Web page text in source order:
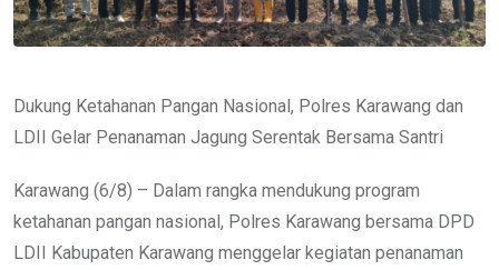
Dukung Ketahanan Pangan Nasional, Polres Karawang dan
LDII Gelar Penanaman Jagung Serentak Bersama Santri
Karawang (6/8) – Dalam rangka mendukung program
ketahanan pangan nasional, Polres Karawang bersama DPD
LDII Kabupaten Karawang menggelar kegiatan penanaman